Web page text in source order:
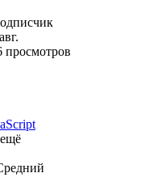
просмотров